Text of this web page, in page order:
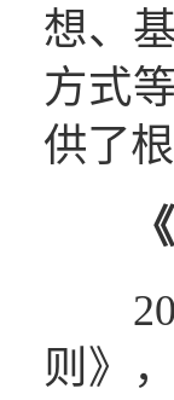
想、
方式
供了
则》